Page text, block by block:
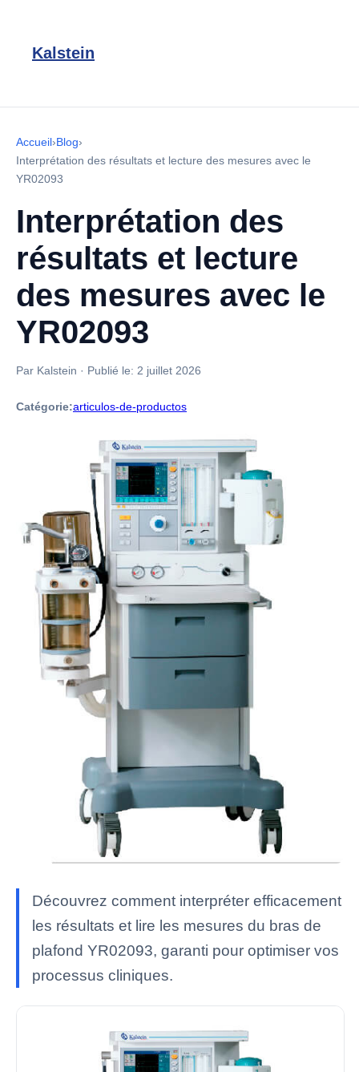
Kalstein
Accueil›Blog›
Interprétation des résultats et lecture des mesures avec le
YR02093
Interprétation des
résultats et lecture
des mesures avec le
YR02093
Par Kalstein · Publié le: 2 juillet 2026
Catégorie:articulos-de-productos
Découvrez comment interpréter efficacement
les résultats et lire les mesures du bras de
plafond YR02093, garanti pour optimiser vos
processus cliniques.